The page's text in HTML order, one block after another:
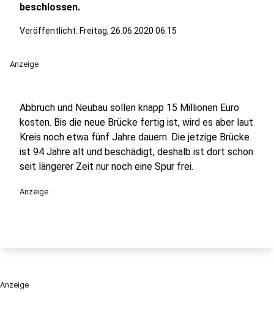
beschlossen.
Veröffentlicht: Freitag, 26.06.2020 06:15
Anzeige
Abbruch und Neubau sollen knapp 15 Millionen Euro
kosten. Bis die neue Brücke fertig ist, wird es aber laut
Kreis noch etwa fünf Jahre dauern. Die jetzige Brücke
ist 94 Jahre alt und beschädigt, deshalb ist dort schon
seit längerer Zeit nur noch eine Spur frei.
Anzeige
Anzeige